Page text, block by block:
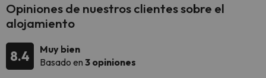
Opiniones de nuestros clientes sobre el
alojamiento
8.4
Muy bien
Basado en 3 opiniones